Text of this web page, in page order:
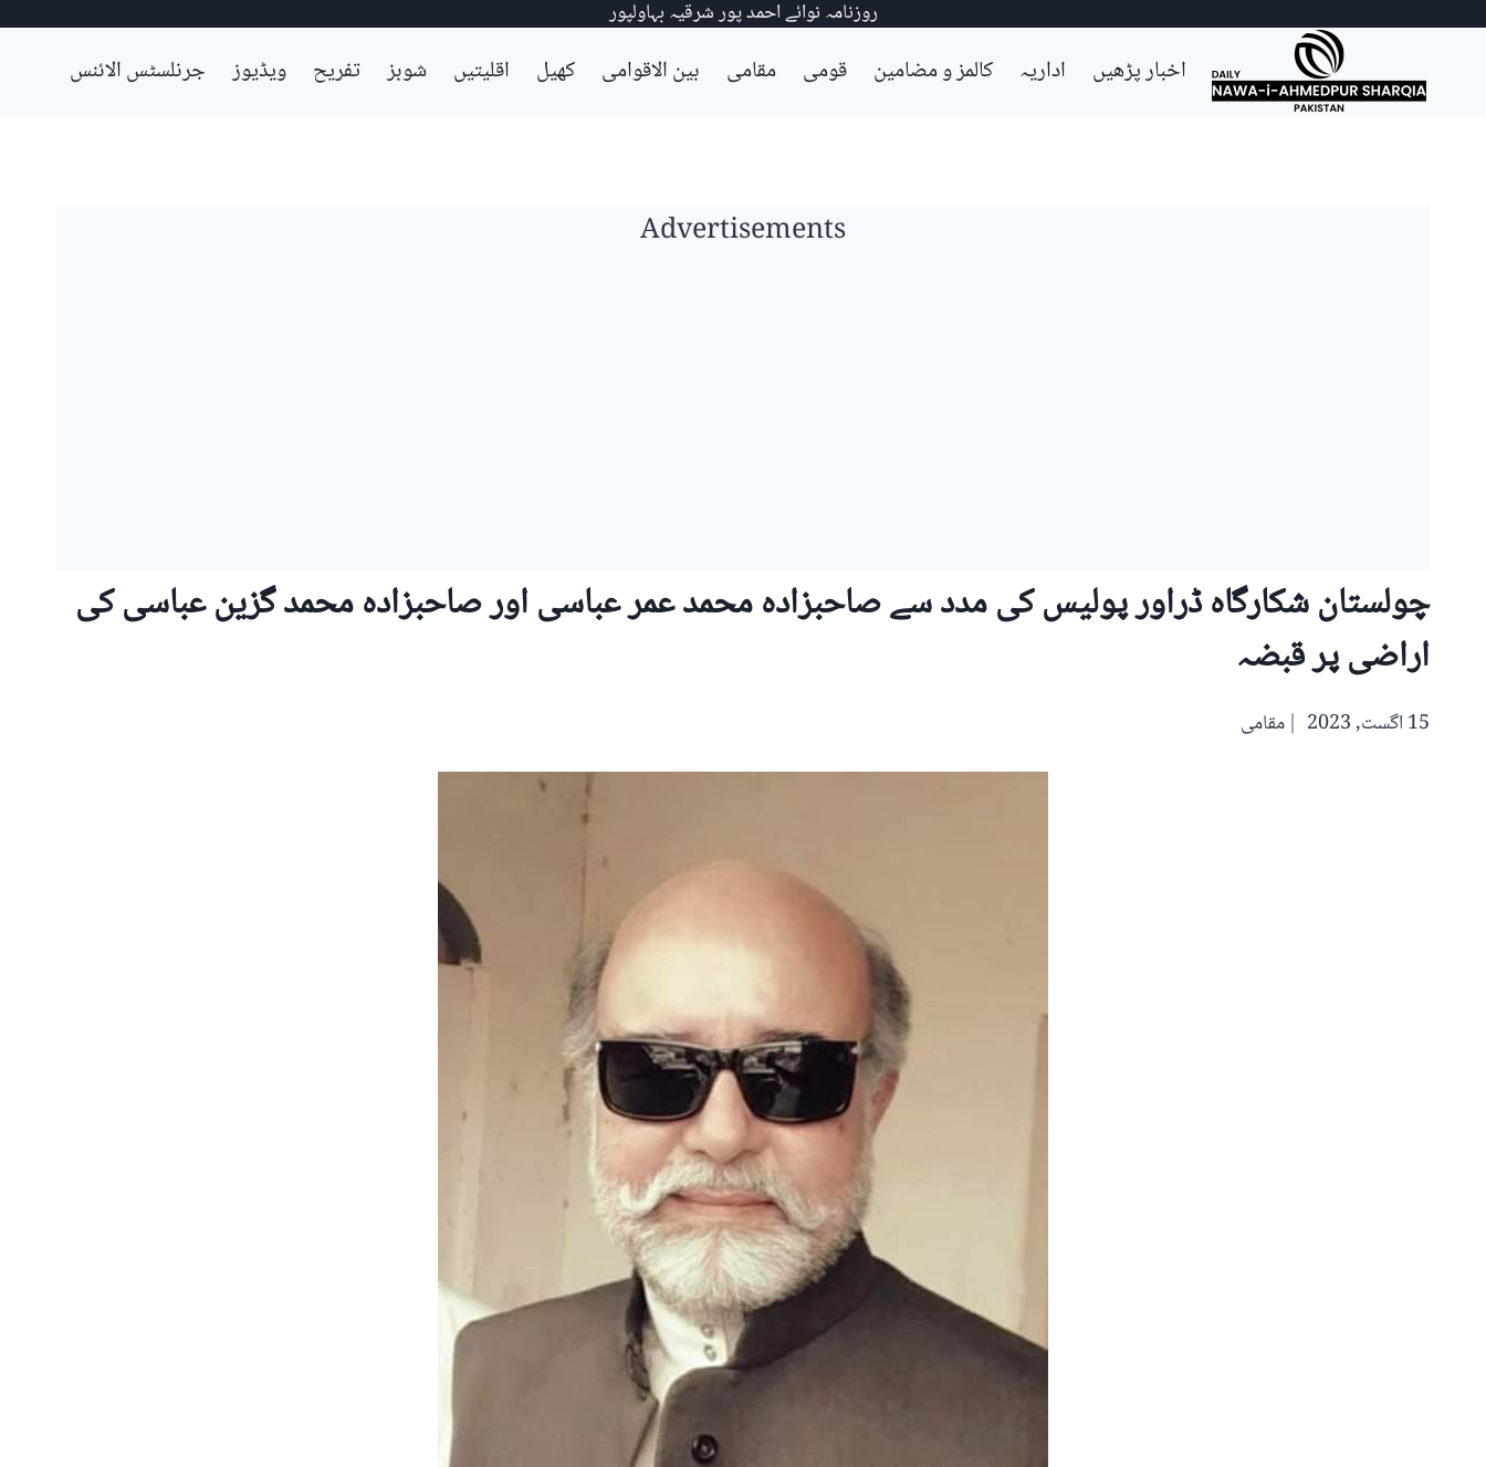
Skip
روزنامہ نوائے احمد پور شرقیہ بہاولپور
اخبار پڑھیں اداریہ کالمز و مضامین قومی مقامی بین الاقوامی کھیل اقلیتیں شوبز تفریح ویڈیوز جرنلسٹس الائنس
Advertisements
چولستان شکارگاہ ڈراور پولیس کی مدد سے صاحبزادہ محمد عمر عباسی اور صاحبزادہ محمد گزین عباسی کی
اراضی پر قبضہ
15 اگست, 2023 مقامی